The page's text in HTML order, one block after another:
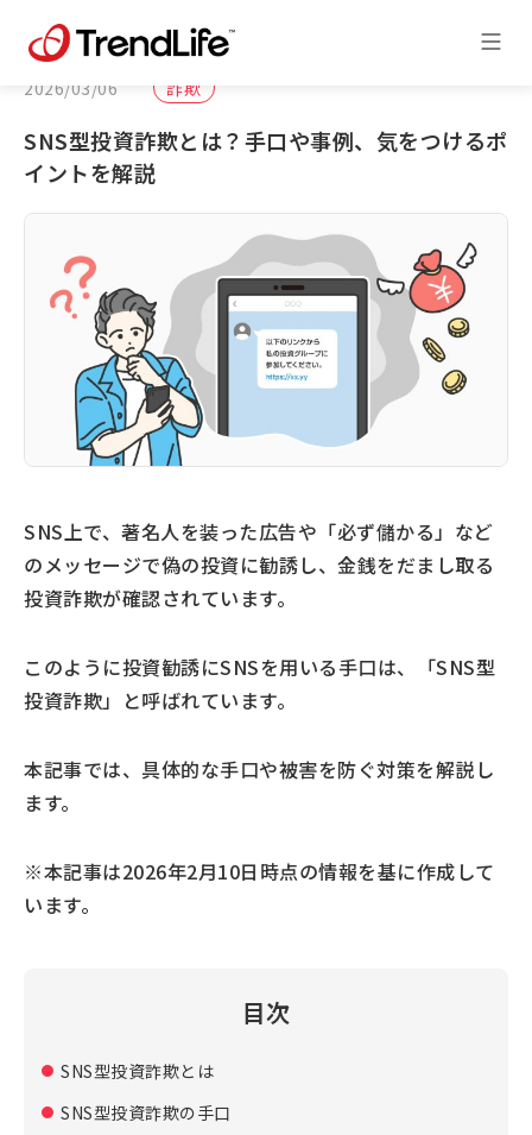
2026/03/06 詐欺
SNS型投資詐欺とは？手口や事例、気をつけるポ
イントを解説
SNS上で、著名人を装った広告や「必ず儲かる」など
のメッセージで偽の投資に勧誘し、金銭をだまし取る
投資詐欺が確認されています。
このように投資勧誘にSNSを用いる手口は、「SNS型
投資詐欺」と呼ばれています。
本記事では、具体的な手口や被害を防ぐ対策を解説し
ます。
※本記事は2026年2月10日時点の情報を基に作成して
います。
目次
SNS型投資詐欺とは
SNS型投資詐欺の手口